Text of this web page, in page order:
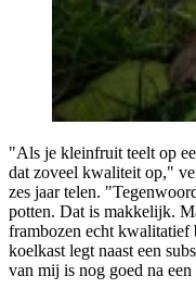
"Als je kleinfruit teelt op
dat zoveel kwaliteit op,"
zes jaar telen.
potten. Dat is makkelijk.
frambozen echt kwalitatief
koelkast legt naast een
van mij is nog goed na